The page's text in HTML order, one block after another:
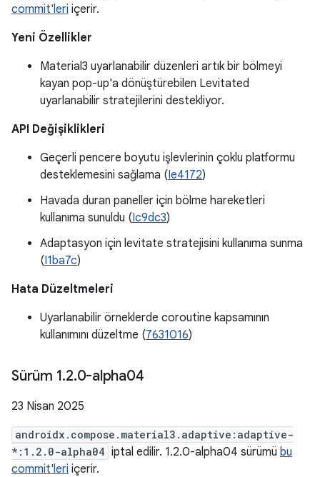
commit'leri içerir.
Yeni Özellikler
Material3 uyarlanabilir düzenleri artık bir bölmeyi
kayan pop-up'a dönüştürebilen Levitated
uyarlanabilir stratejilerini destekliyor.
API Değişiklikleri
Geçerli pencere boyutu işlevlerinin çoklu platformu
desteklemesini sağlama (Ie4172)
Havada duran paneller için bölme hareketleri
kullanıma sunuldu (Ic9dc3)
Adaptasyon için levitate stratejisini kullanıma sunma
(I1ba7c)
Hata Düzeltmeleri
Uyarlanabilir örneklerde coroutine kapsamının
kullanımını düzeltme (7631016)
Sürüm 1.2.0-alpha04
23 Nisan 2025
androidx.compose.material3.adaptive:adaptive-
*:1.2.0-alpha04 iptal edilir. 1.2.0-alpha04 sürümü bu
commit'leri içerir.